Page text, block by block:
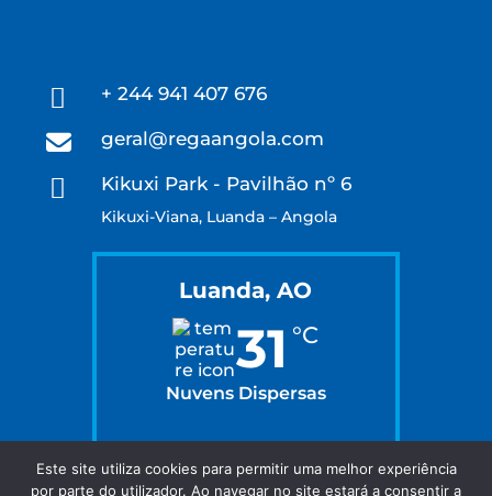
 + 244 941 407 676
 geral@regaangola.com
 Kikuxi Park - Pavilhão nº 6
Kikuxi-Viana, Luanda – Angola
Luanda, AO
31 °C
Nuvens Dispersas
62 %
Este site utiliza cookies para permitir uma melhor experiência
por parte do utilizador. Ao navegar no site estará a consentir a